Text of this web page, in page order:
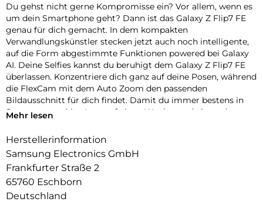
Du gehst nicht gerne Kompromisse ein? Vor allem, wenn es
um dein Smartphone geht? Dann ist das Galaxy Z Flip7 FE
genau für dich gemacht. In dem kompakten
Verwandlungskünstler stecken jetzt auch noch intelligente,
auf die Form abgestimmte Funktionen powered bei Galaxy
AI. Deine Selfies kannst du beruhigt dem Galaxy Z Flip7 FE
überlassen. Konzentriere dich ganz auf deine Posen, während
die FlexCam mit dem Auto Zoom den passenden
Bildausschnitt für dich findet. Damit du immer bestens in
Szene gesetzt bist. Lust auf einen Wochenendtrip nach
Sprachbarrieren überwinden und mühelos mit Menschen auf
anwinkeln und die Übersetzung auf dem Hauptdisplay
verfolgen, während dein Gegenüber bequem auf dem
Frontdisplay mitlesen kann. Ob auf dem Open-Air-Festival,
im Freizeitpark oder beim Chillen am See: Das robuste,
Mehr lesen
Herstellerinformation
Samsung Electronics GmbH
Frankfurter Straße 2
65760 Eschborn
Deutschland